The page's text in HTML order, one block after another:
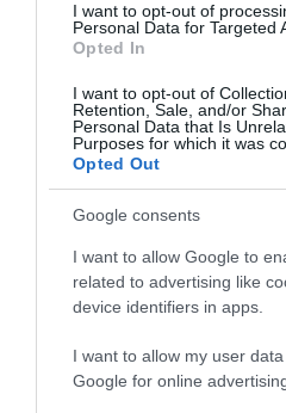
I want to opt-out of
Personal Data for Targeted
Opted In
I want to opt-out of
Retention, Sale, and/or
Personal Data that Is
Purposes for which it was
Opted Out
Google consents
I want to allow Google to
related to advertising like
device identifiers in apps.
I want to allow my user
Google for online
aznap este elmosogatni, mint
Macerásabb is, ráadásul
Kérjünk segítséget
Ha úgy érezzük, kicsúsznak a
nem tudjuk magunkat
férjünket, gyerekeinket.
a családnak is jót tehet az
Forrás: Activebeauty